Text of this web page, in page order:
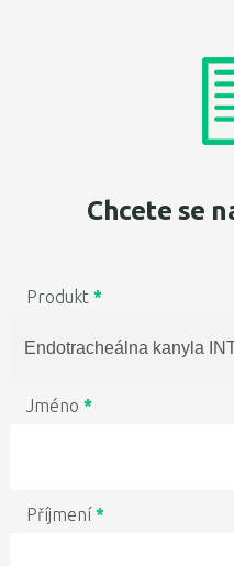
Chcete se
Produkt*
Jméno *
Příjmení*